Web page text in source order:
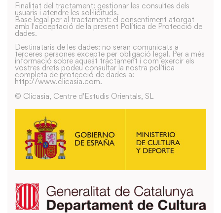
Finalitat del tractament: gestionar les consultes dels
usuaris i atendre les sol·licituds.
Base legal per al tractament: el consentiment atorgat
amb l'acceptació de la present Política de Protecció de
dades.
Destinataris de les dades: no seran comunicats a
terceres persones excepte per obligació legal. Per a més
informació sobre aquest tractament i com exercir els
vostres drets podeu consultar la nostra política
completa de protecció de dades a:
http://www.clicasia.com.
© Clicasia, Centre d'Estudis Orientals, SL